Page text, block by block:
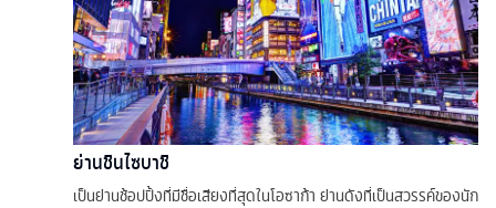
ย่านชินไซบาชิ
เป็นย่านช้อปปิ้งที่มีชื่อเสียงที่สุดในโอซาก้า ย่านดังที่เป็นสวรรค์ของนัก